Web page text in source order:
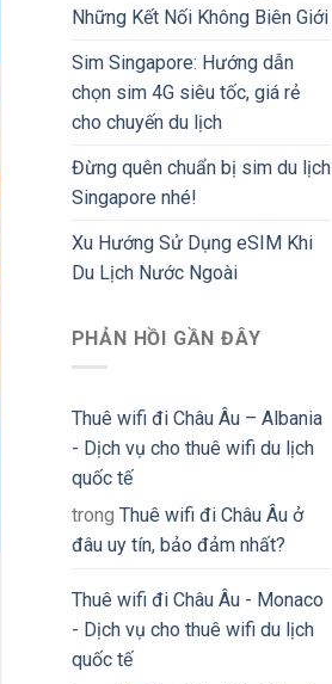
Những Kết Nối Không Biên Giới
Sim Singapore: Hướng dẫn
chọn sim 4G siêu tốc, giá rẻ
cho chuyến du lịch
Đừng quên chuẩn bị sim du lịch
Singapore nhé!
Xu Hướng Sử Dụng eSIM Khi
Du Lịch Nước Ngoài
PHẢN HỒI GẦN ĐÂY
Thuê wifi đi Châu Âu – Albania
- Dịch vụ cho thuê wifi du lịch
quốc tế
trong Thuê wifi đi Châu Âu ở
đâu uy tín, bảo đảm nhất?
Thuê wifi đi Châu Âu - Monaco
- Dịch vụ cho thuê wifi du lịch
quốc tế